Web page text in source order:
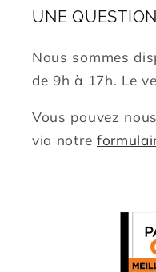
UNE
Nous sommes
de 9h à 17h. Le
Vous pouvez
via notre